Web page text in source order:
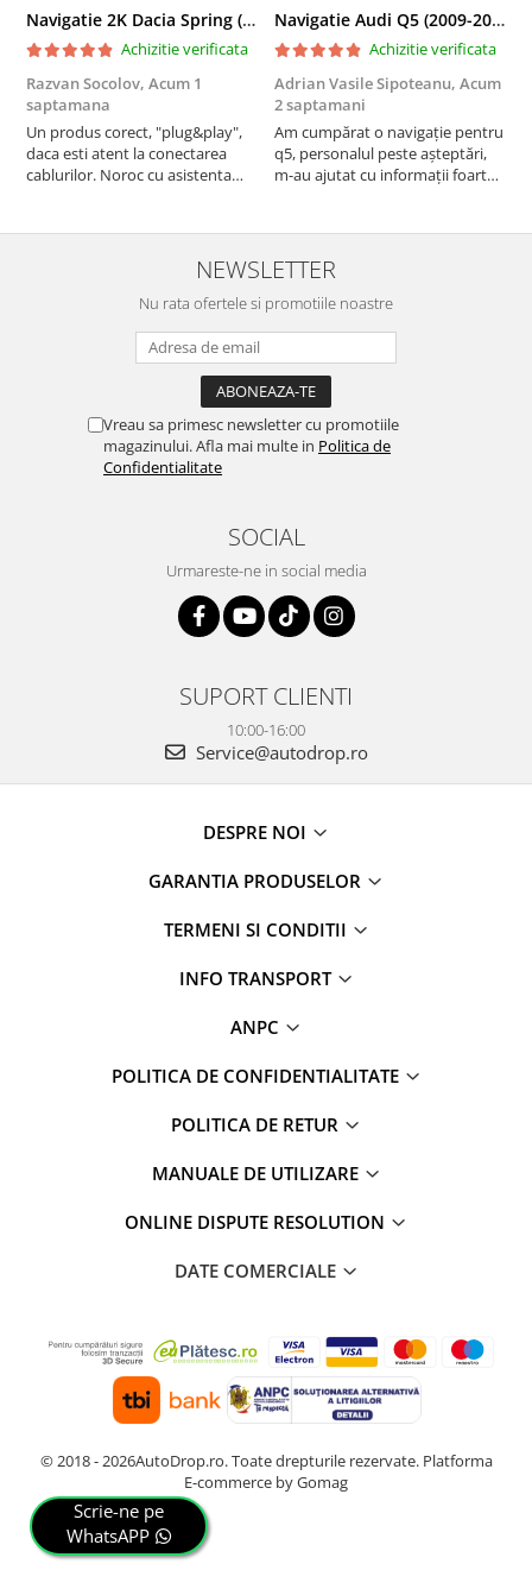
Navigatie 2K Dacia Spring (2021- Prezent), Android, S-Quadcore / 4GB RAM + 64GB ROM, 9.5 Inch - AD-BGS90042K+AD-BGRKIT366V4s
Achizitie verificata
Razvan Socolov, Acum 1
saptamana
Un produs corect, "plug&play",
daca esti atent la conectarea
cablurilor. Noroc cu asistenta
M-a indrumat pas cu pas si mi-a
atras atentia ca nu era conectat
cablul de video de la camera
Navigatie Audi Q5 (2009-2017), Linux OS & OEM, MMI 3G, CarPlay & Android Auto Wireless, MirrorLink, Camera AHD, 12.3 Inch - AD-BGAALNXH+AD-BGRKITQ5002
Achizitie verificata
Adrian Vasile Sipoteanu, Acum
2 saptamani
Am cumpărat o navigație pentru
q5, personalul peste așteptări,
m-au ajutat cu informații foarte
serviabili, livrare rapidă, suport
tehnic, totul impecabil, o să revin
la ei și pentru vi...
NEWSLETTER
Nu rata ofertele si promotiile noastre
Vreau sa primesc newsletter cu promotiile
magazinului. Afla mai multe in Politica de
Confidentialitate
SOCIAL
Urmareste-ne in social media
SUPORT CLIENTI
10:00-16:00
Service@autodrop.ro
DESPRE NOI
GARANTIA PRODUSELOR
TERMENI SI CONDITII
INFO TRANSPORT
ANPC
POLITICA DE CONFIDENTIALITATE
POLITICA DE RETUR
MANUALE DE UTILIZARE
ONLINE DISPUTE RESOLUTION
DATE COMERCIALE
© 2018 - 2026AutoDrop.ro. Toate drepturile rezervate. Platforma
E-commerce by Gomag
Scrie-ne pe
WhatsAPP